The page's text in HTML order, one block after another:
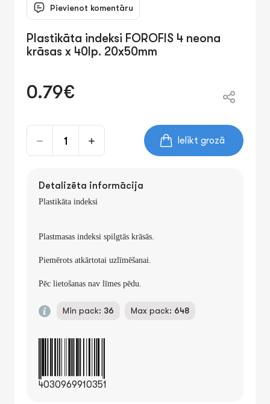
Pievienot komentāru
Plastikāta indeksi FOROFIS 4 neona
krāsas x 40lp. 20x50mm
0.79€
Ielikt grozā
Detalizēta informācija
Plastikāta indeksi
Plastmasas indeksi spilgtās krāsās.
Piemērots atkārtotai uzlīmēšanai.
Pēc lietošanas nav līmes pēdu.
Min pack: 36 Max pack: 648
4030969910351